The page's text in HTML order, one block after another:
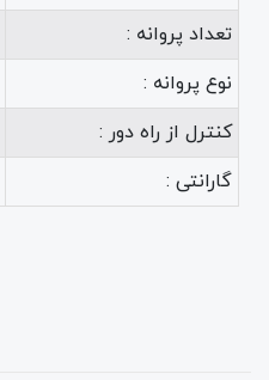
تعداد پروانه :
نوع پروانه :
کنترل از راه دور :
گارانتی :